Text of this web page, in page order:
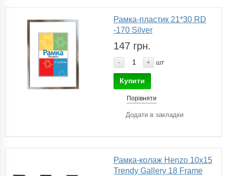
Рамка-пластик 21*30 RD
-170 Silver
147 грн.
- + шт
Купити
Порівняти
Додати в закладки
Рамка-колаж Henzo 10х15
Trendy Gallery 18 Frame